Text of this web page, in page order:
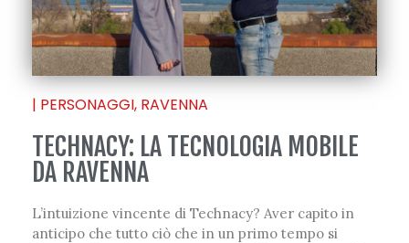
| PERSONAGGI, RAVENNA
TECHNACY: LA TECNOLOGIA MOBILE
DA RAVENNA
L’intuizione vincente di Technacy? Aver capito in
anticipo che tutto ciò che in un primo tempo si